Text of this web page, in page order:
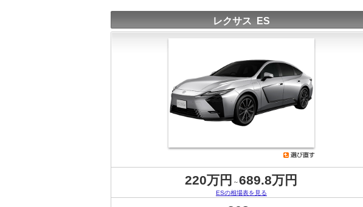
レクサス ES
220万円 ～689.8万円
ESの相場表を見る